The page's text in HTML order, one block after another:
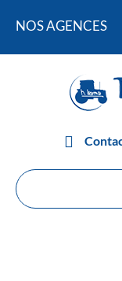
NOS AGENCES